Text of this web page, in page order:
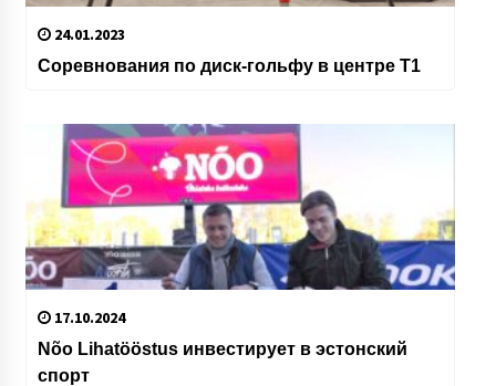
24.01.2023
Соревнования по диск-гольфу в центре Т1
17.10.2024
Nõo Lihatööstus инвестирует в эстонский
спорт